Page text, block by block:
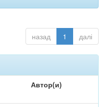
назад 1 далі
Автор(и)